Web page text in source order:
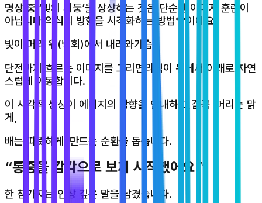
명상 중 ‘빛의 기둥’을 상상하는 것은 단순한 이미지 훈련이
아닙니다.의식의 방향을 시각화하는 방법**이에요.
빛이 머리 위(백회)에서 내려와가슴,
단전까지 흐르는 이미지를 그리면의식이 위에서 아래로 자연
스럽게 이동합니다.
이 시각적 상상이 에너지의 방향을 안내하고,결국 ‘머리는 맑
게,
배는 따뜻하게’ 만드는 순환을 돕습니다.
“통증을 감각으로 보기 시작했어요.”
한 참가자는 인상 깊은 말을 남겼습니다.